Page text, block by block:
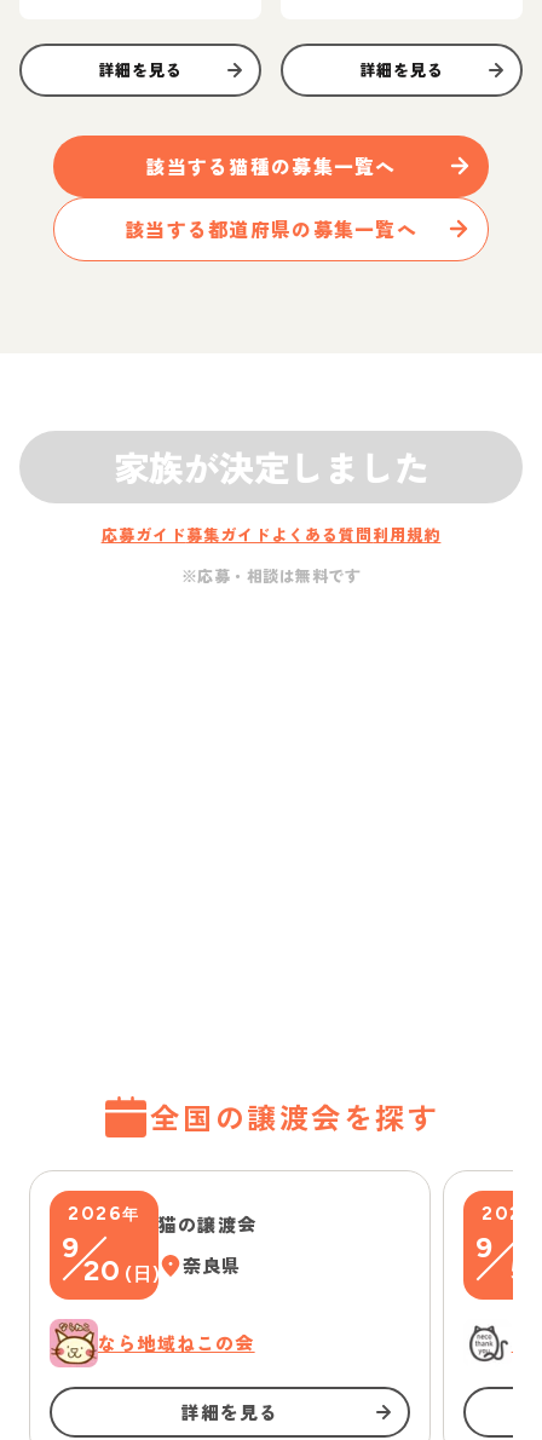
詳細を見る 詳細を見る
該当する 猫種の募集一覧へ
該当する都道府県の募集一覧へ
家族が決定しました
応募ガイド募集ガイド よくある質問利用規約
※応募・相談は無料です
全国の譲渡会を探す
2026年
9
20 ( 日)
猫の譲渡会
奈良県
なら地域ねこの会
詳細を見る
2026
9
5